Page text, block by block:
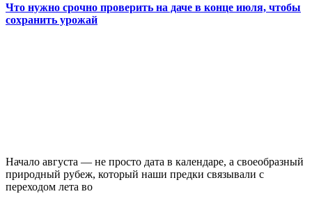
Что нужно срочно проверить на даче в конце июля, чтобы
сохранить урожай
Начало августа — не просто дата в календаре, а своеобразный
природный рубеж, который наши предки связывали с
переходом лета во